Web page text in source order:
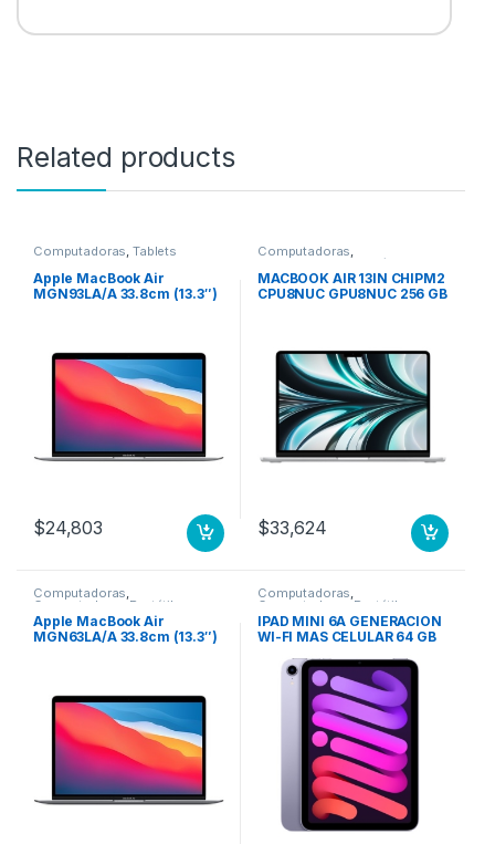
Related products
Computadoras,Tablets
Apple MacBook Air
MGN93LA/A 33.8cm (13.3″)
256GB SSD – Plata – macOS
Big Sur – Pantalla Retina,
Tecnología True Tone,
Tecnología conmutación
en el mismo plano (In-
plane Switching, IPS) – 15Ho
8N GPU 7N 256 GB SSD
PLATA
$24,803
Computadoras,
Computadoras Portátiles
MACBOOK AIR 13IN CHIPM2
CPU8NUC GPU8NUC 256 GB
$33,624
Computadoras,
Computadoras Portátiles
Apple MacBook Air
MGN63LA/A 33.8cm (13.3″)
256GB SSD – Gris – macOS
Big Sur – Pantalla Retina,
Tecnología True Tone,
Tecnología conmutación
en el mismo plano (In-
plane Switching, IPS) –
15Hor 8N GPU 7N 256 GB
SSD GRIS ESPACIAL
Computadoras,
Computadoras Portátiles
IPAD MINI 6A GENERACION
WI-FI MAS CELULAR 64 GB